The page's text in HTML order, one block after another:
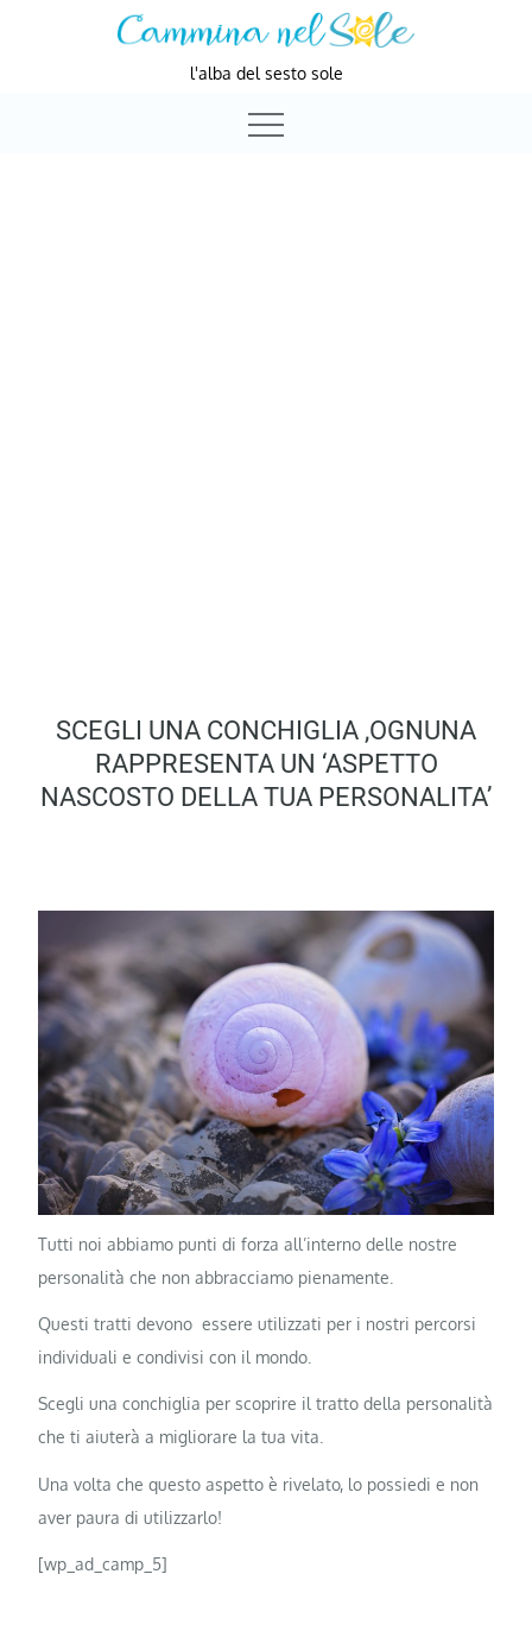
l'alba del sesto sole
SCEGLI UNA CONCHIGLIA ,OGNUNA
RAPPRESENTA UN ‘ASPETTO
NASCOSTO DELLA TUA PERSONALITA’
Tutti noi abbiamo punti di forza all’interno delle nostre
personalità che non abbracciamo pienamente.
Questi tratti devono essere utilizzati per i nostri percorsi
individuali e condivisi con il mondo.
Scegli una conchiglia per scoprire il tratto della personalità
che ti aiuterà a migliorare la tua vita.
Una volta che questo aspetto è rivelato, lo possiedi e non
aver paura di utilizzarlo!
[wp_ad_camp_5]